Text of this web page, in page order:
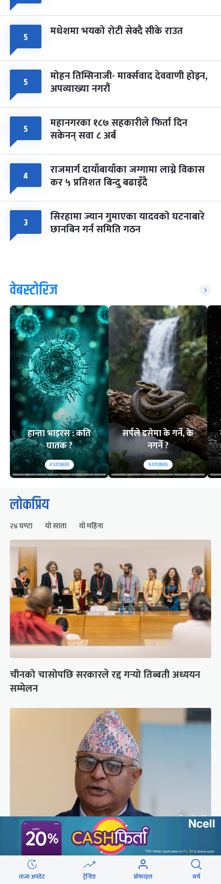
५ मधेशमा भयको रोटी सेक्दै सीके राउत
५ मोहन तिम्सिनाजी- मार्क्सवाद देववाणी होइन,
अपव्याख्या नगरौं
५ महानगरका १८७ सहकारीले फिर्ता दिन
सकेनन् सवा ८ अर्ब
४ राजमार्ग दायाँबायाँका जग्गामा लाग्ने विकास
कर ५ प्रतिशत बिन्दु बढाइँदै
३ सिरहामा ज्यान गुमाएका यादवको घटनाबारे
छानबिन गर्न समिति गठन
वेबस्टोरिज
हान्ता भाइरस : कति
घातक ?
8STORIES
सर्पले डसेमा के गर्ने, के
नगर्ने ?
6STORIES
लोकप्रिय
२४ घण्टा यो साता यो महिना
चीनको चासोपछि सरकारले रद्द गर्‍यो तिब्बती अध्ययन
सम्मेलन
ओली भेट्न गुण्डुमा मुख्यमन्त्री कार्की
ताजा अपडेट ट्रेन्डिङ प्रोफाइल सर्च